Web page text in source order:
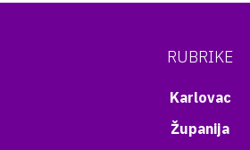
RUBRIKE
Karlovac
Županija